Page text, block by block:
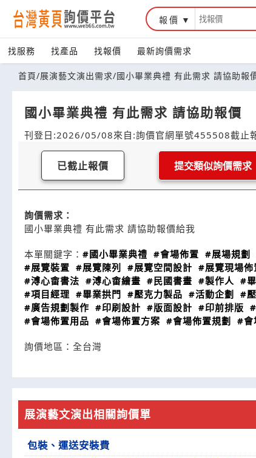
報價
找服務 找產品 找報價 最新詢價需求
首頁/展演藝文演出需求/國小畢業典禮 有此需求 請協助報
國小畢業典禮 有此需求 請協助報價
刊登日:2026/05/08來自:詢價官網單號455508截止
已截止報價 提交類似詢價需求
詢價需求：
國小畢業典禮 有此需求 請協助報價給我
本單關鍵字： #國小畢業典禮 #會場佈置 #展場規劃
#展覽裝置 #展覽陳列 #展覽空間設計 #展覽現場佈
#溥心畬書法 #溥心畬繪畫 #民國書畫 #製作人 #
#項目經理 #畢業拱門 #壓克力製品 #活動企劃 #
#廣告規劃製作 #印刷設計 #版面設計 #印前排版
#會場佈置用品 #會場佈置方案 #會場佈置規劃 #會
詢價地區： 全台灣
展演藝文演出相關詢價單
包裝、運送安裝費